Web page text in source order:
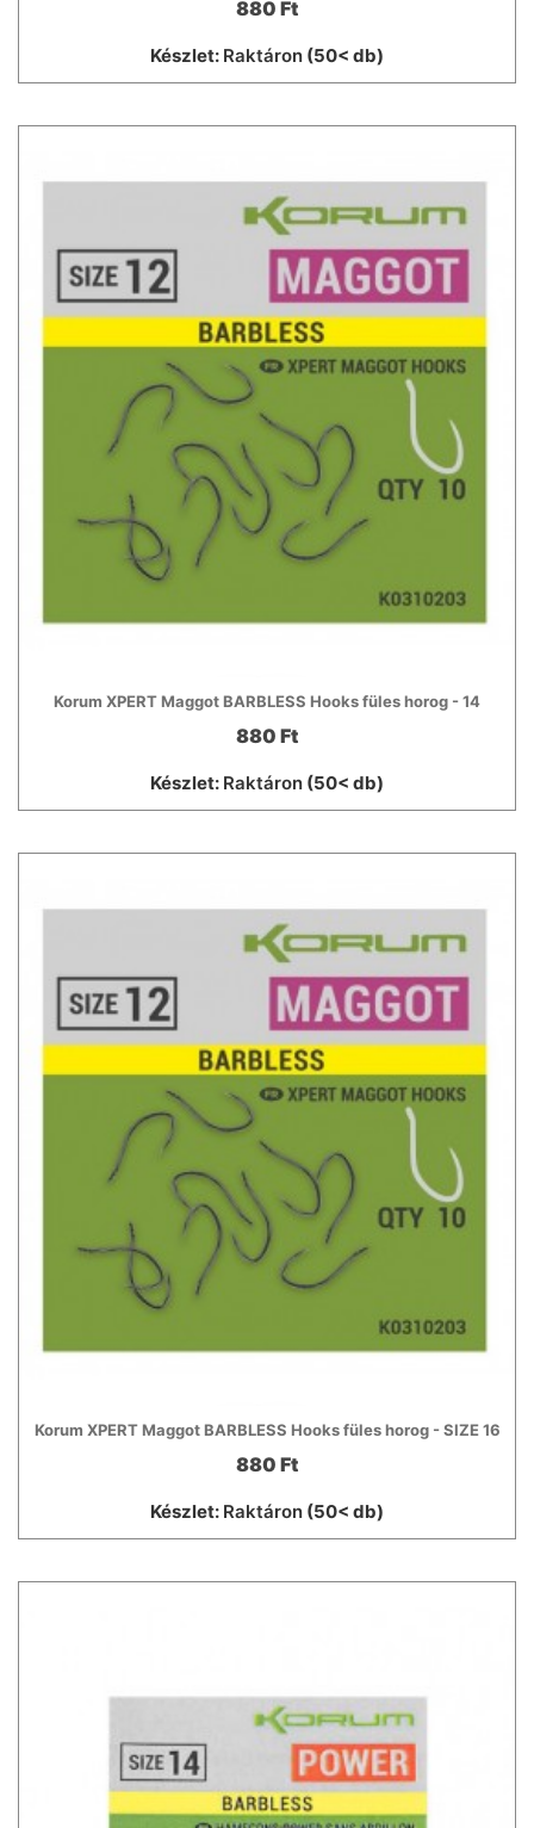
880 Ft
Készlet: Raktáron (50< db)
Korum XPERT Maggot BARBLESS Hooks füles horog - 14
880 Ft
Készlet: Raktáron (50< db)
Korum XPERT Maggot BARBLESS Hooks füles horog - SIZE 16
880 Ft
Készlet: Raktáron (50< db)